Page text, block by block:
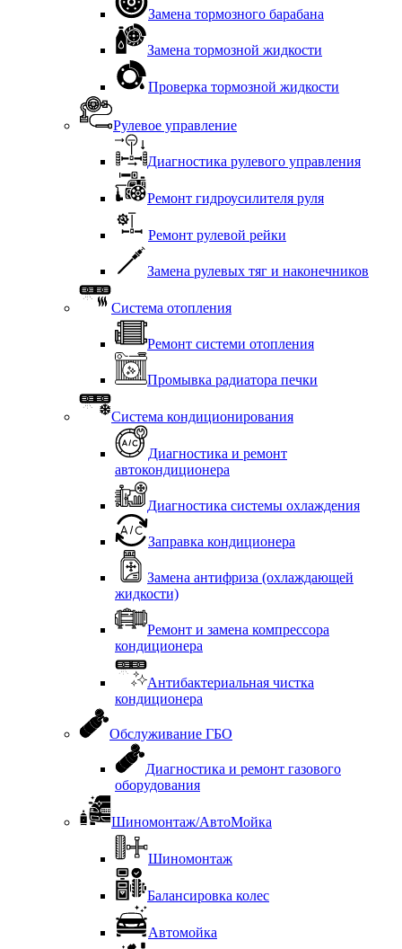
Замена тормозного барабана
Замена тормозной жидкости
Проверка тормозной жидкости
Рулевое управление
Диагностика рулевого управления
Ремонт гидроусилителя руля
Ремонт рулевой рейки
Замена рулевых тяг и наконечников
Система отопления
Ремонт системи отопления
Промывка радиатора печки
Система кондиционирования
Диагностика и ремонт
автокондиционера
Диагностика системы охлаждения
Заправка кондиционера
Замена антифриза (охлаждающей
жидкости)
Ремонт и замена компрессора
кондиционера
Антибактериальная чистка
кондиционера
Обслуживание ГБО
Диагностика и ремонт газового
оборудования
Шиномонтаж/АвтоМойка
Шиномонтаж
Балансировка колес
Автомойка